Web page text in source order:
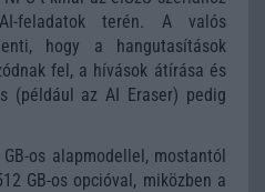
feladatok terén. A valós
hogy a hangutasítások
fel, a hívások átírása és
(például az AI Eraser) pedig
os alapmodellel, mostantól
GB-os opcióval, miközben a